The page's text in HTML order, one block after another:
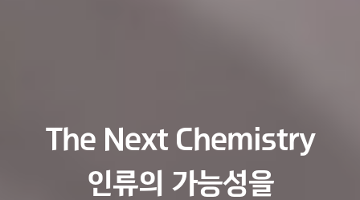
The Next Chemistry
인류의 가능성을